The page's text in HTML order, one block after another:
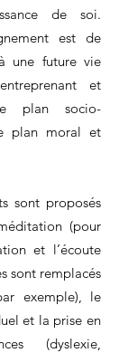
de soi.
est de
une future vie
et
plan socio-
plan moral et
sont proposés
(pour
et l’écoute
sont remplacés
exemple), le
et la prise en
(dyslexie,